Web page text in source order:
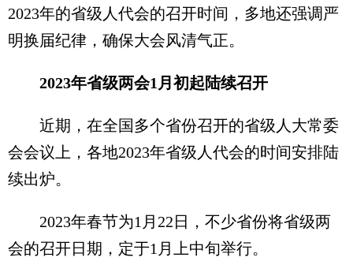
2023年的省级人代会的召开时间，多地还强调严
明换届纪律，确保大会风清气正。
2023年省级两会1月初起陆续召开
近期，在全国多个省份召开的省级人大常委
会会议上，各地2023年省级人代会的时间安排陆
续出炉。
2023年春节为1月22日，不少省份将省级两
会的召开日期，定于1月上中旬举行。